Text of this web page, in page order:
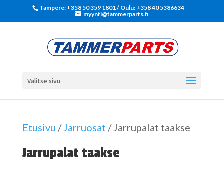
Tampere: +358 50 359 1801‬ / Oulu: +358 40 5386634
myynti@tammerparts.fi
Valitse sivu
Etusivu /Jarruosat / Jarrupalat taakse
Jarrupalat taakse